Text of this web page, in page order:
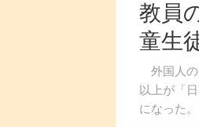
教員
童生
外国人の
以上が「
になった。